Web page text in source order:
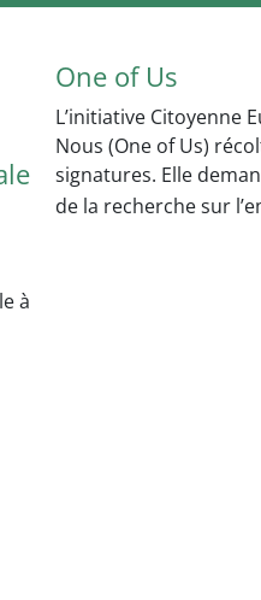
à
One of Us
L’initiative Citoyenne
Nous (One of Us)
signatures. Elle
de la recherche sur